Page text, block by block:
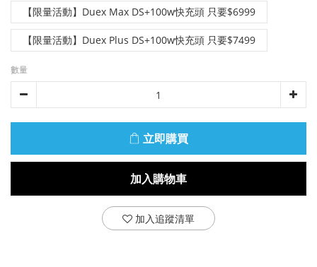
【限量活動】Duex Max DS+100w快充頭 只要$6999
【限量活動】Duex Plus DS+100w快充頭 只要$7499
數量
加入購物車
立即購買
加入追蹤清單